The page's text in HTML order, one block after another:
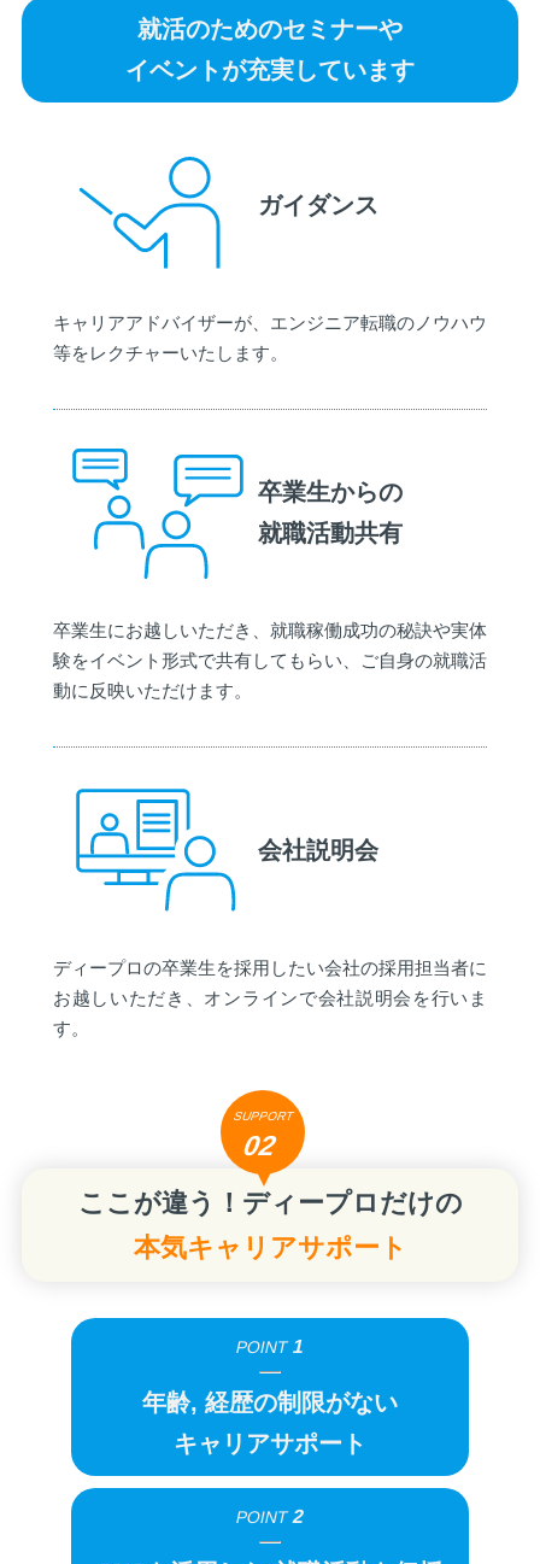
就活のためのセミナーや
イベントが充実しています
ガイダンス
キャリアアドバイザーが、エンジニア転職のノウハウ
等をレクチャーいたします。
卒業生からの
就職活動共有
卒業生にお越しいただき、就職稼働成功の秘訣や実体
験をイベント形式で共有してもらい、ご自身の就職活
動に反映いただけます。
会社説明会
ディープロの卒業生を採用したい会社の採用担当者に
お越しいただき、オンラインで会社説明会を行いま
す。
SUPPORT
02
ここが違う！ディープロだけの
本気キャリアサポート
POINT1
年齢, 経歴の制限がない
キャリアサポート
POINT2